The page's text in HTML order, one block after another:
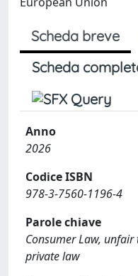
Scheda breve
Scheda
Anno
2026
Codice ISBN
978-3-7560-1196-4
Parole chiave
Consumer Law,
private law